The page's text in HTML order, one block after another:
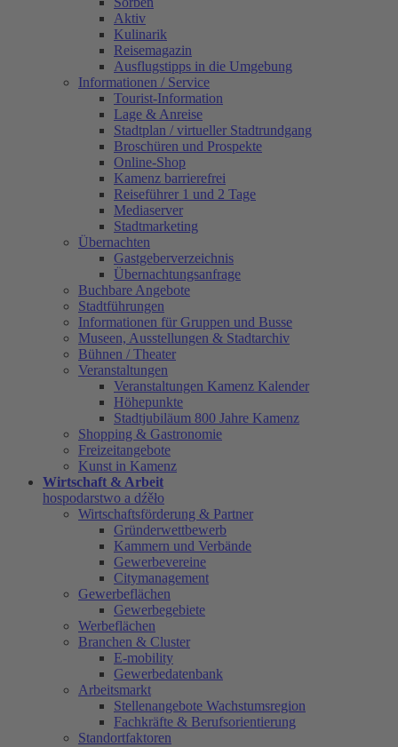
Aktiv
Kulinarik
Reisemagazin
Ausflugstipps in die Umgebung
Informationen / Service
Tourist-Information
Lage & Anreise
Stadtplan / virtueller Stadtrundgang
Broschüren und Prospekte
Online-Shop
Kamenz barrierefrei
Reiseführer 1 und 2 Tage
Mediaserver
Stadtmarketing
Übernachten
Gastgeberverzeichnis
Übernachtungsanfrage
Buchbare Angebote
Stadtführungen
Informationen für Gruppen und Busse
Museen, Ausstellungen & Stadtarchiv
Bühnen / Theater
Veranstaltungen
Veranstaltungen Kamenz Kalender
Höhepunkte
Stadtjubiläum 800 Jahre Kamenz
Shopping & Gastronomie
Freizeitangebote
Kunst in Kamenz
Wirtschaft & Arbeit
hospodarstwo a dźěło
Wirtschaftsförderung & Partner
Gründerwettbewerb
Kammern und Verbände
Gewerbevereine
Citymanagement
Gewerbeflächen
Gewerbegebiete
Werbeflächen
Branchen & Cluster
E-mobility
Gewerbedatenbank
Arbeitsmarkt
Stellenangebote Wachstumsregion
Fachkräfte & Berufsorientierung
Standortfaktoren